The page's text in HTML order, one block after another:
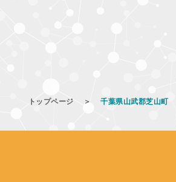
トップページ ＞千葉県山武郡芝山町